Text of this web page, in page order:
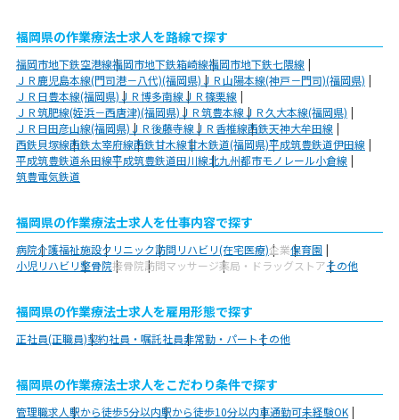
福岡県の作業療法士求人を路線で探す
福岡市地下鉄空港線福岡市地下鉄箱崎線福岡市地下鉄七隈線
ＪＲ鹿児島本線(門司港－八代)(福岡県)ＪＲ山陽本線(神戸－門司)(福岡県)
ＪＲ日豊本線(福岡県)ＪＲ博多南線ＪＲ篠栗線
ＪＲ筑肥線(姪浜－西唐津)(福岡県)ＪＲ筑豊本線ＪＲ久大本線(福岡県)
ＪＲ日田彦山線(福岡県)ＪＲ後藤寺線ＪＲ香椎線西鉄天神大牟田線
西鉄貝塚線西鉄太宰府線西鉄甘木線甘木鉄道(福岡県)平成筑豊鉄道伊田線
平成筑豊鉄道糸田線平成筑豊鉄道田川線北九州都市モノレール小倉線
筑豊電気鉄道
福岡県の作業療法士求人を仕事内容で探す
病院介護福祉施設クリニック訪問リハビリ(在宅医療)企業保育園
小児リハビリ整骨院接骨院訪問マッサージ薬局・ドラッグストアその他
福岡県の作業療法士求人を雇用形態で探す
正社員(正職員)契約社員・嘱託社員非常勤・パートその他
福岡県の作業療法士求人をこだわり条件で探す
管理職求人駅から徒歩5分以内駅から徒歩10分以内車通勤可未経験OK